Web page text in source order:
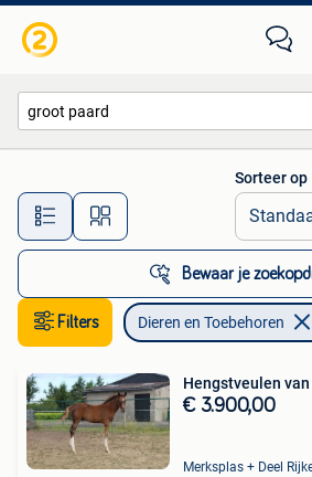
Alle afstanden…
Sorteer op
Bewaar je
Filters Dieren en Toebehoren
Hengstveulen
€ 3.900,00
Merksplas + Deel